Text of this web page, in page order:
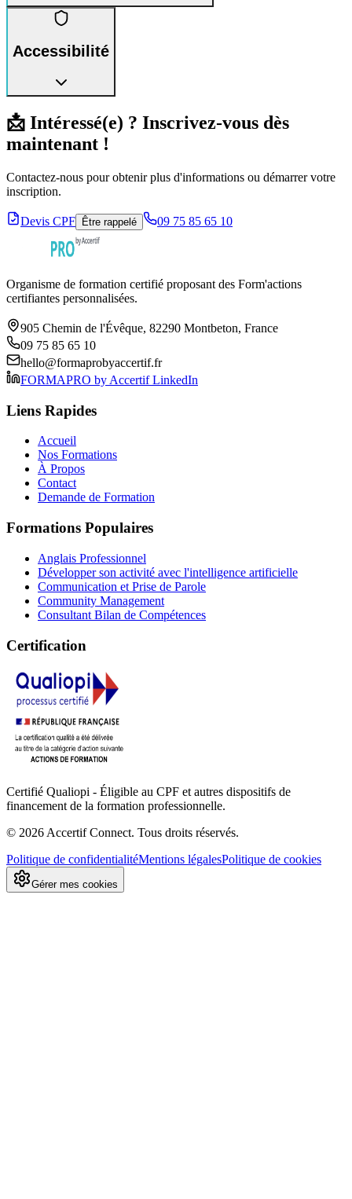
Accessibilité
📩 Intéressé(e) ? Inscrivez-vous dès
maintenant !
Contactez-nous pour obtenir plus d'informations ou démarrer votre
inscription.
Devis CPF Être rappelé 09 75 85 65 10
Organisme de formation certifié proposant des Form'actions
certifiantes personnalisées.
905 Chemin de l'Évêque, 82290 Montbeton, France
09 75 85 65 10
hello@formaprobyaccertif.fr
FORMAPRO by Accertif LinkedIn
Liens Rapides
Accueil
Nos Formations
À Propos
Contact
Demande de Formation
Formations Populaires
Anglais Professionnel
Développer son activité avec l'intelligence artificielle
Communication et Prise de Parole
Community Management
Consultant Bilan de Compétences
Certification
Certifié Qualiopi - Éligible au CPF et autres dispositifs de
financement de la formation professionnelle.
© 2026 Accertif Connect. Tous droits réservés.
Politique de confidentialitéMentions légalesPolitique de cookies
Gérer mes cookies